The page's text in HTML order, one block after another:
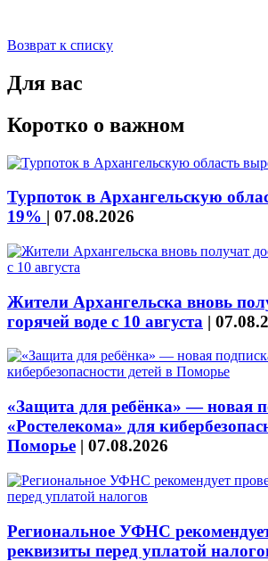
Возврат к списку
Для вас
Коротко о важном
Турпоток в Архангельскую
19% | 07.08.2026
Жители Архангельска вновь
горячей воде с 10 августа |
«Защита для ребёнка» — новая
«Ростелекома» для
Поморье | 07.08.2026
Региональное УФНС
реквизиты перед уплатой